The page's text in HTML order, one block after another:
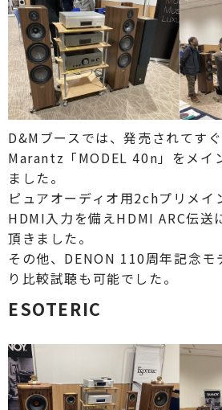
D&Mブースでは、発売されてす
Marantz「MODEL 40n」をメイ
ました。
ピュアオーディオ用2chプリメイ
HDMI入力を備えHDMI ARC伝送
頂きました。
その他、DENON 110周年記念モ
り比較試聴も可能でした。
ESOTERIC